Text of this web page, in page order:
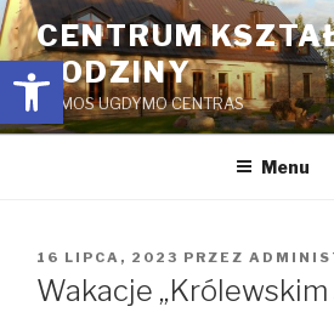
Open toolbar
Przejdź
do
treści
CENTRUM
RODZINY
ŠEIMOS UGDYMO CENTRAS
Menu
OPUBLIKOWANE
W
16 LIPCA, 2023 PRZEZ
Wakacje „Królewskim